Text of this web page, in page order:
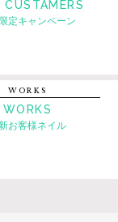
CUSTAMERS
定キャンペーン
WORKS
WORKS
お客様ネイル